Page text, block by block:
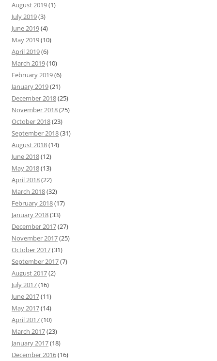
August 2019(1)
July 2019(3)
June 2019(4)
May 2019(10)
April 2019(6)
March 2019(10)
February 2019(6)
January 2019(21)
December 2018(25)
November 2018(25)
October 2018(23)
September 2018(31)
August 2018(14)
June 2018(12)
May 2018(13)
April 2018(22)
March 2018(32)
February 2018(17)
January 2018(33)
December 2017(27)
November 2017(25)
October 2017(31)
September 2017(7)
August 2017(2)
July 2017(16)
June 2017(11)
May 2017(14)
April 2017(10)
March 2017(23)
January 2017(18)
December 2016(16)